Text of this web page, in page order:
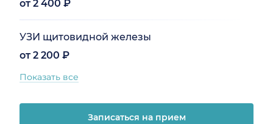
от 2 400 ₽
УЗИ щитовидной железы
от 2 200 ₽
Показать все
Записаться на прием